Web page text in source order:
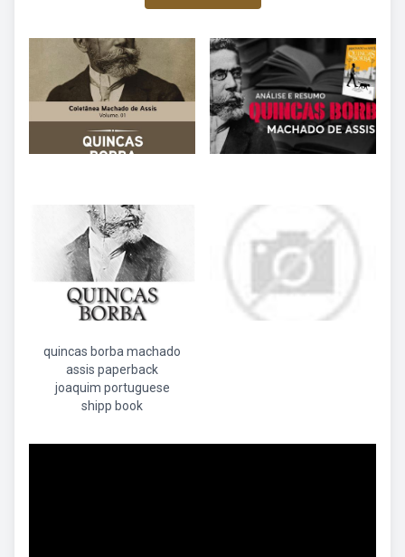
quincas borba machado
assis paperback
joaquim portuguese
shipp book